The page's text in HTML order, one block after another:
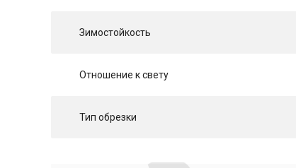
Зимостойкость
Отношение к свету
Тип обрезки